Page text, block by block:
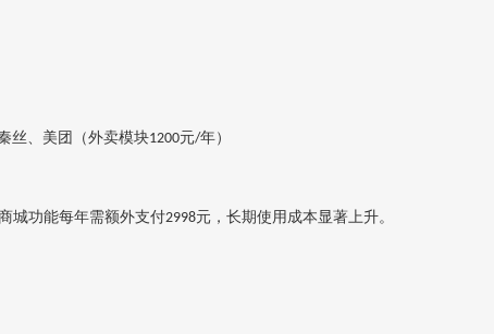
丝、美团（外卖模块1200元/年）
城功能每年需额外支付2998元‌，长期使用成本显著上升。